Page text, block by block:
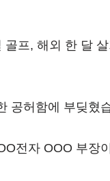
프, 해외 한 달
공허함에 부딪혔
전자 OOO 부장